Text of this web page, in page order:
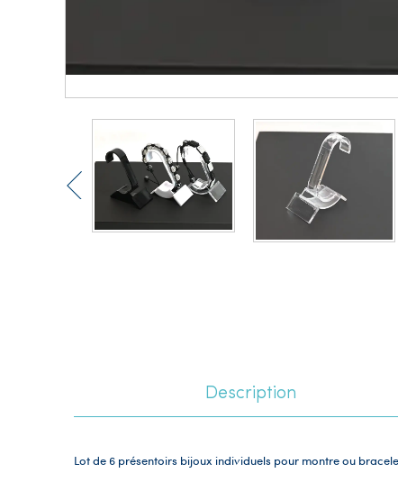
Description
Lot de 6 présentoirs bijoux individuels pour montre ou